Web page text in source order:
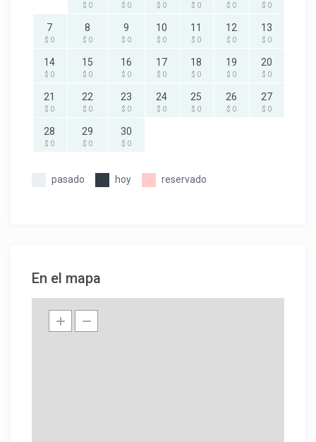
$ 0 $ 0 $ 0 $ 0 $ 0 $ 0
7
$ 0
8
$ 0
9
$ 0
10
$ 0
11
$ 0
12
$ 0
13
$ 0
14
$ 0
15
$ 0
16
$ 0
17
$ 0
18
$ 0
19
$ 0
20
$ 0
21
$ 0
22
$ 0
23
$ 0
24
$ 0
25
$ 0
26
$ 0
27
$ 0
28
$ 0
29
$ 0
30
$ 0
pasado hoy reservado
En el mapa